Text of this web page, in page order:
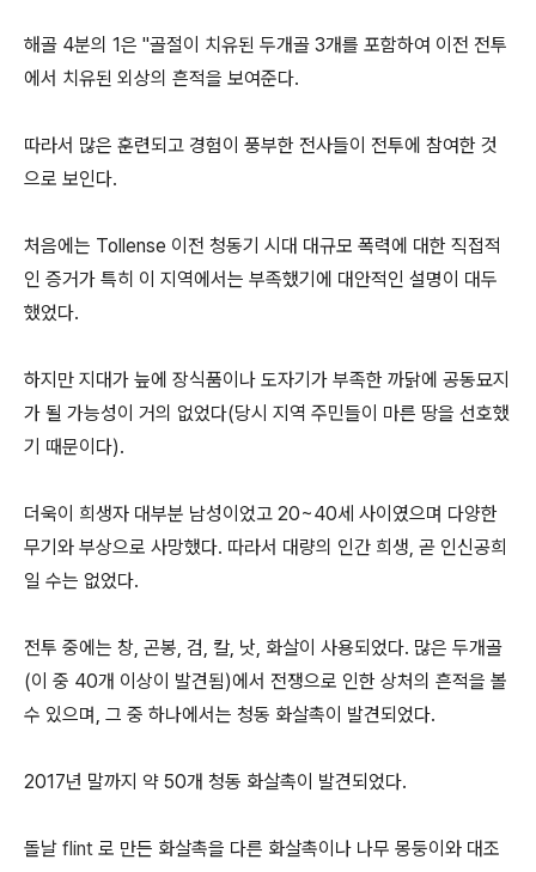
해골 4분의 1은 "골절이 치유된 두개골 3개를 포함하여 이전 전투
에서 치유된 외상의 흔적을 보여준다.
따라서 많은 훈련되고 경험이 풍부한 전사들이 전투에 참여한 것
으로 보인다.
처음에는 Tollense 이전 청동기 시대 대규모 폭력에 대한 직접적
인 증거가 특히 이 지역에서는 부족했기에 대안적인 설명이 대두
했었다.
하지만 지대가 늪에 장식품이나 도자기가 부족한 까닭에 공동묘지
가 될 가능성이 거의 없었다(당시 지역 주민들이 마른 땅을 선호했
기 때문이다).
더욱이 희생자 대부분 남성이었고 20~40세 사이였으며 다양한
무기와 부상으로 사망했다. 따라서 대량의 인간 희생, 곧 인신공희
일 수는 없었다.
전투 중에는 창, 곤봉, 검, 칼, 낫, 화살이 사용되었다. 많은 두개골
(이 중 40개 이상이 발견됨)에서 전쟁으로 인한 상처의 흔적을 볼
수 있으며, 그 중 하나에서는 청동 화살촉이 발견되었다.
2017년 말까지 약 50개 청동 화살촉이 발견되었다.
돌날 flint 로 만든 화살촉을 다른 화살촉이나 나무 몽둥이와 대조